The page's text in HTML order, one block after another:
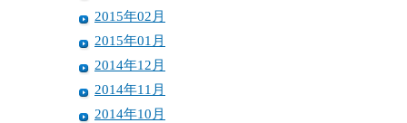
2015年02月
2015年01月
2014年12月
2014年11月
2014年10月